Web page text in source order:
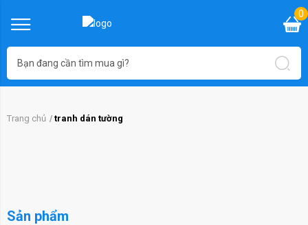
0
Trang chủ tranh dán tường
Sản phẩm